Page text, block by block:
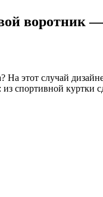
воротник
этот случай
спортивной куртки